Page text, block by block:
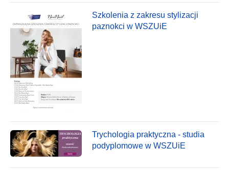
Szkolenia z zakresu stylizacji
paznokci w WSZUiE
Trychologia praktyczna - studia
podyplomowe w WSZUiE